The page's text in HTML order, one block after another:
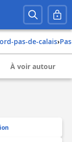
nord-pas-de-calais›
À voir autour